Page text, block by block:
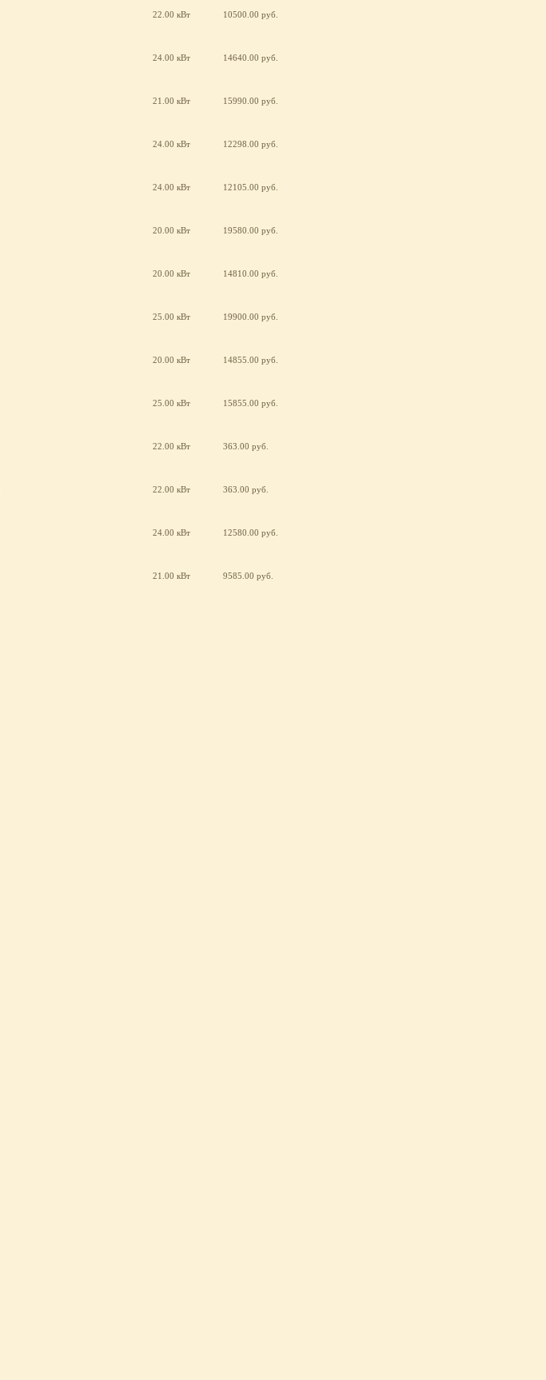
22.00 кВт 10500.00 руб.
24.00 кВт 14640.00 руб.
21.00 кВт 15990.00 руб.
24.00 кВт 12298.00 руб.
24.00 кВт 12105.00 руб.
20.00 кВт 19580.00 руб.
20.00 кВт 14810.00 руб.
25.00 кВт 19900.00 руб.
20.00 кВт 14855.00 руб.
25.00 кВт 15855.00 руб.
22.00 кВт 363.00 руб.
22.00 кВт 363.00 руб.
24.00 кВт 12580.00 руб.
21.00 кВт 9585.00 руб.